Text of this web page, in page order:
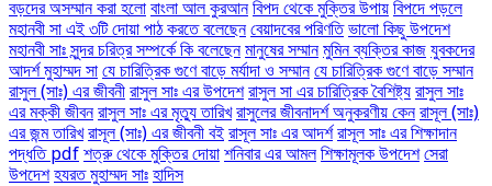
বড়দের অসম্মান করা হলো বাংলা আল কুরআন বিপদ থেকে মুক্তির উপায় বিপদে পড়লে
মহানবী সা এই ৩টি দোয়া পাঠ করতে বলেছেন বেয়াদবের পরিণতি ভালো কিছু উপদেশ
মহানবী সাঃ সুন্দর চরিত্র সম্পর্কে কি বলেছেন মানুষের সম্মান মুমিন ব্যক্তির কাজ যুবকদের
আদর্শ মুহাম্মদ সা যে চারিত্রিক গুণে বাড়ে মর্যাদা ও সম্মান যে চারিত্রিক গুণে বাড়ে সম্মান
রাসুল (সাঃ) এর জীবনী রাসুল সাঃ এর উপদেশ রাসুল সা এর চারিত্রিক বৈশিষ্ট্য রাসুল সাঃ
এর মক্কী জীবন রাসুল সাঃ এর মৃত্যু তারিখ রাসুলের জীবনাদর্শ অনুকরণীয় কেন রাসূল (সাঃ)
এর জন্ম তারিখ রাসূল (সাঃ) এর জীবনী বই রাসূল সাঃ এর আদর্শ রাসূল সাঃ এর শিক্ষাদান
পদ্ধতি pdf শত্রু থেকে মুক্তির দোয়া শনিবার এর আমল শিক্ষামূলক উপদেশ সেরা
উপদেশ হযরত মুহাম্মদ সাঃ হাদিস